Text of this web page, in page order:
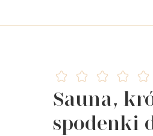
Sauna,
spodenki